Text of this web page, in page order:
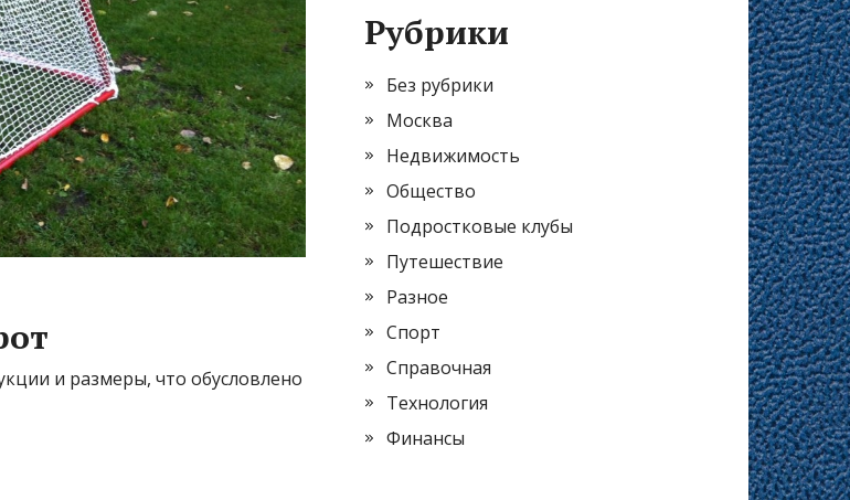
и размеры, что обусловлено
Рубрики
Без рубрики
Москва
Недвижимость
Общество
Подростковые клубы
Путешествие
Разное
Спорт
Справочная
Технология
Финансы